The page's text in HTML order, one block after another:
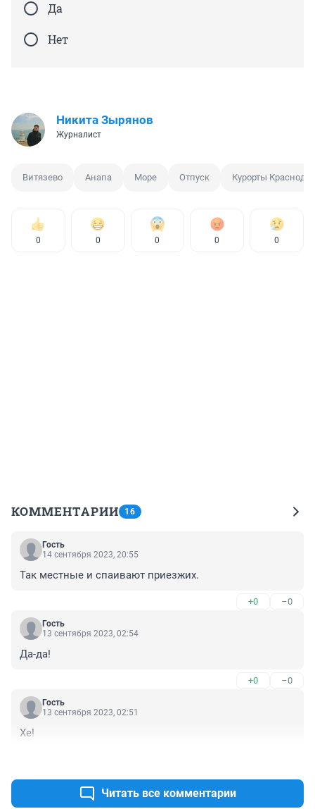
Да
Нет
Никита Зырянов
Журналист
Витязево Анапа Море Отпуск Курорты
0 0 0 0 0
КОММЕНТАРИИ 16
Гость
14 сентября 2023, 20:55
Так местные и спаивают приезжих.
+0 –0
Гость
13 сентября 2023, 02:54
Да-да!
+0 –0
Гость
13 сентября 2023, 02:51
Хе!
Читать все комментарии